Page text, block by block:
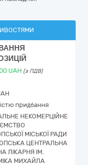
UAH (з ПДВ)
придбання
НЕКОМЕРЦІЙНЕ
МІСЬКОЇ РАДИ
ЦЕНТРАЛЬНА
ЛІКАРНЯ ІМ.
МИХАЙЛА